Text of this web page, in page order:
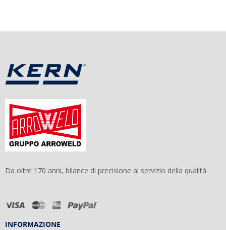
Da oltre 170 anni, bilance di precisione al servizio della qualità
INFORMAZIONE